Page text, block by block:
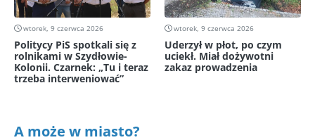
wtorek, 9 czerwca 2026
Politycy PiS spotkali się z
rolnikami w Szydłowie-
Kolonii. Czarnek: „Tu i teraz
trzeba interweniować”
wtorek, 9 czerwca 2026
Uderzył w płot, po czym
uciekł. Miał dożywotni
zakaz prowadzenia
A może w miasto?